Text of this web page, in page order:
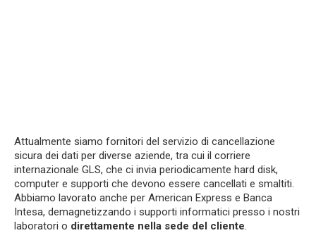
Attualmente siamo fornitori del servizio di cancellazione
sicura dei dati per diverse aziende, tra cui il corriere
internazionale GLS, che ci invia periodicamente hard disk,
computer e supporti che devono essere cancellati e smaltiti.
Abbiamo lavorato anche per American Express e Banca
Intesa, demagnetizzando i supporti informatici presso i nostri
laboratori o direttamente nella sede del cliente